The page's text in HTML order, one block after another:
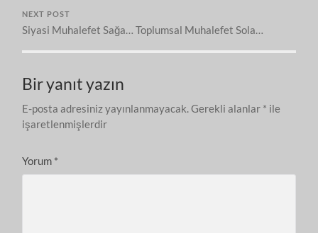
NEXT POST
Siyasi Muhalefet Sağa… Toplumsal Muhalefet Sola…
Bir yanıt yazın
E-posta adresiniz yayınlanmayacak. Gerekli alanlar * ile
işaretlenmişlerdir
Yorum *